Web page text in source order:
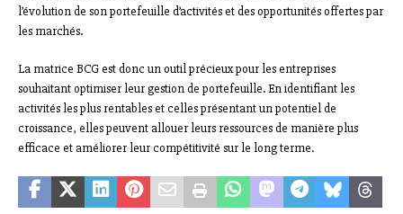
l’évolution de son portefeuille d’activités et des opportunités offertes par
les marchés.
La matrice BCG est donc un outil précieux pour les entreprises
souhaitant optimiser leur gestion de portefeuille. En identifiant les
activités les plus rentables et celles présentant un potentiel de
croissance, elles peuvent allouer leurs ressources de manière plus
efficace et améliorer leur compétitivité sur le long terme.